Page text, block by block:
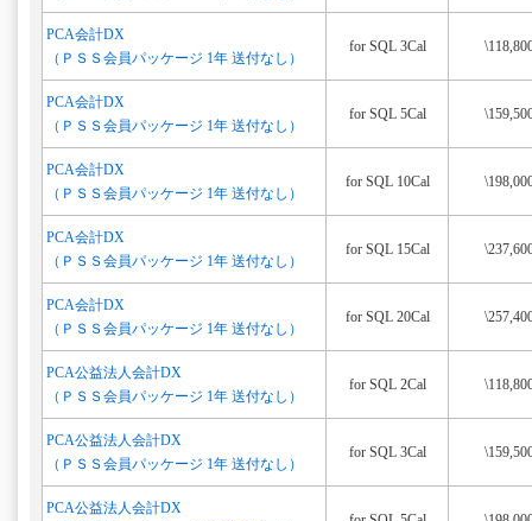
PCA会計DX
（ＰＳＳ会員パッケージ 1年 送付なし）
for SQL 3Cal
PCA会計DX
（ＰＳＳ会員パッケージ 1年 送付なし）
for SQL 5Cal
PCA会計DX
（ＰＳＳ会員パッケージ 1年 送付なし）
for SQL 10Cal
PCA会計DX
（ＰＳＳ会員パッケージ 1年 送付なし）
for SQL 15Cal
PCA会計DX
（ＰＳＳ会員パッケージ 1年 送付なし）
for SQL 20Cal
PCA公益法人会計DX
（ＰＳＳ会員パッケージ 1年 送付なし）
for SQL 2Cal
PCA公益法人会計DX
（ＰＳＳ会員パッケージ 1年 送付なし）
for SQL 3Cal
PCA公益法人会計DX